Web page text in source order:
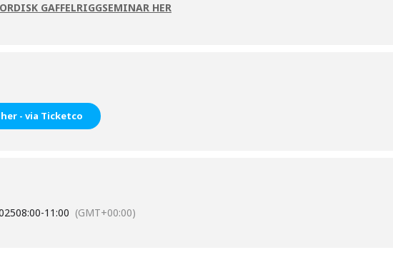
GAFFELRIGGSEMINAR HER
- via Ticketco
08:00-11:00 (GMT+00:00)